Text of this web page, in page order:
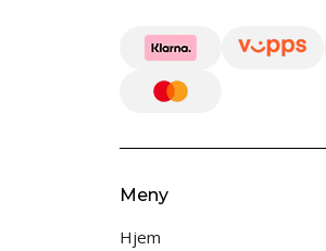
Meny
Hjem